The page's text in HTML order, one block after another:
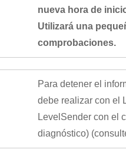
nueva hora de
Utilizará una
comprobaciones.
Para detener el
debe realizar con el
LevelSender con el
diagnóstico)